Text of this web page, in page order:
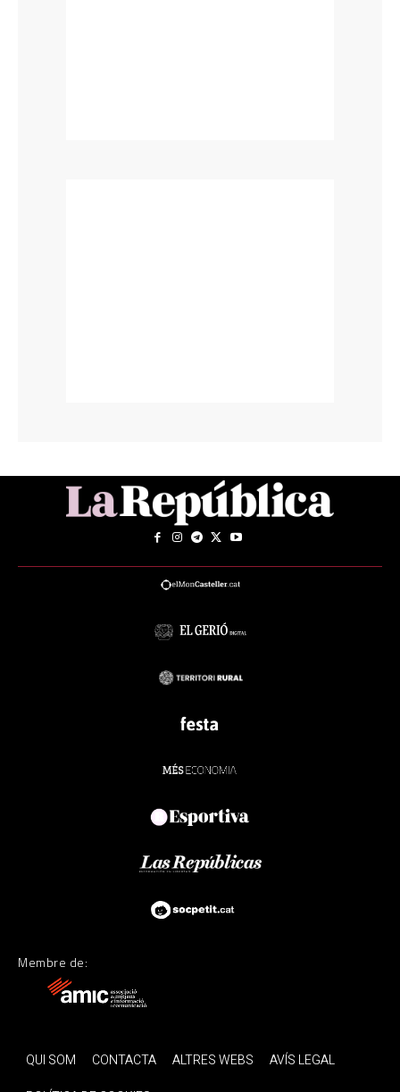
Membre de:
QUI SOM CONTACTA ALTRES WEBS
AVÍS LEGAL